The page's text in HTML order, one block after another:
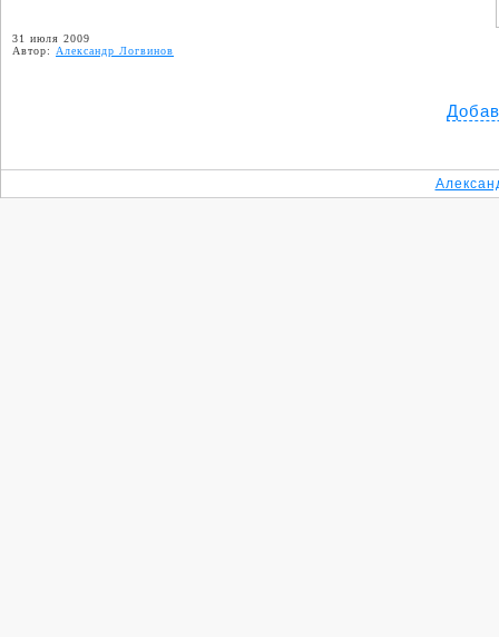
31 июля 2009
Автор: Александр Логвинов